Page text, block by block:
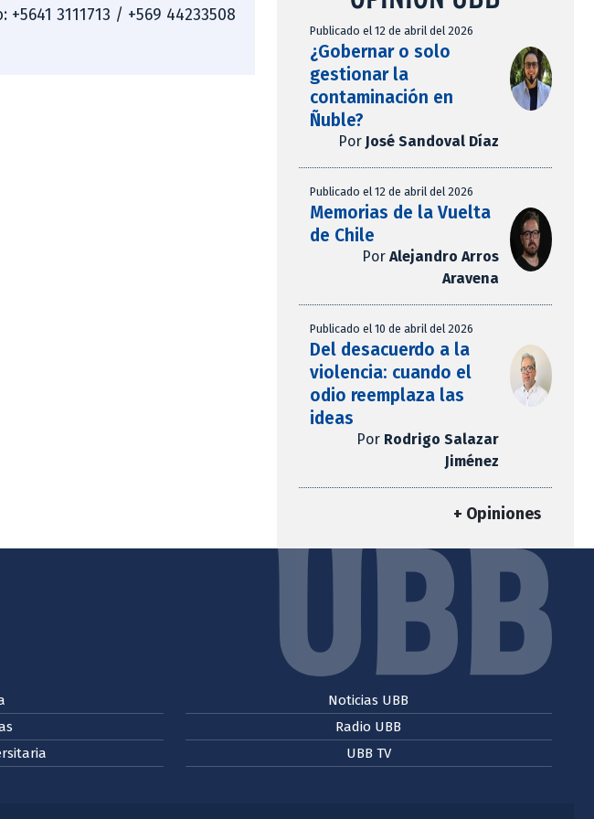
3111713 / +569 44233508
Publicado el 12 de abril del 2026
¿Gobernar o solo
gestionar la
contaminación en
Ñuble?
Por José Sandoval Díaz
Publicado el 12 de abril del 2026
Memorias de la Vuelta
de Chile
Por Alejandro Arros
Aravena
Publicado el 10 de abril del 2026
Del desacuerdo a la
violencia: cuando el
odio reemplaza las
ideas
Por Rodrigo Salazar
Jiménez
+ Opiniones
Noticias UBB
Radio UBB
UBB TV